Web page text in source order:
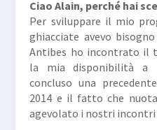
Ciao Alain, perché hai
Per sviluppare il mio
ghiacciate avevo
Antibes ho incontrato il
la mia disponibilità a
concluso una
2014 e il fatto che
agevolato i nostri